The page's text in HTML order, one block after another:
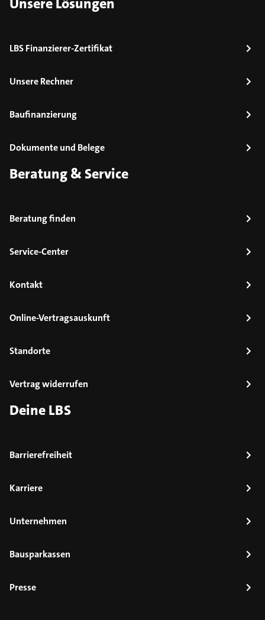
LBS Finanzierer-Zertifikat
Unsere Rechner
Baufinanzierung
Dokumente und Belege
Beratung & Service
Beratung finden
Service-Center
Kontakt
Online-Vertragsauskunft
Standorte
Vertrag widerrufen
Deine LBS
Barrierefreiheit
Karriere
Unternehmen
Bausparkassen
Presse